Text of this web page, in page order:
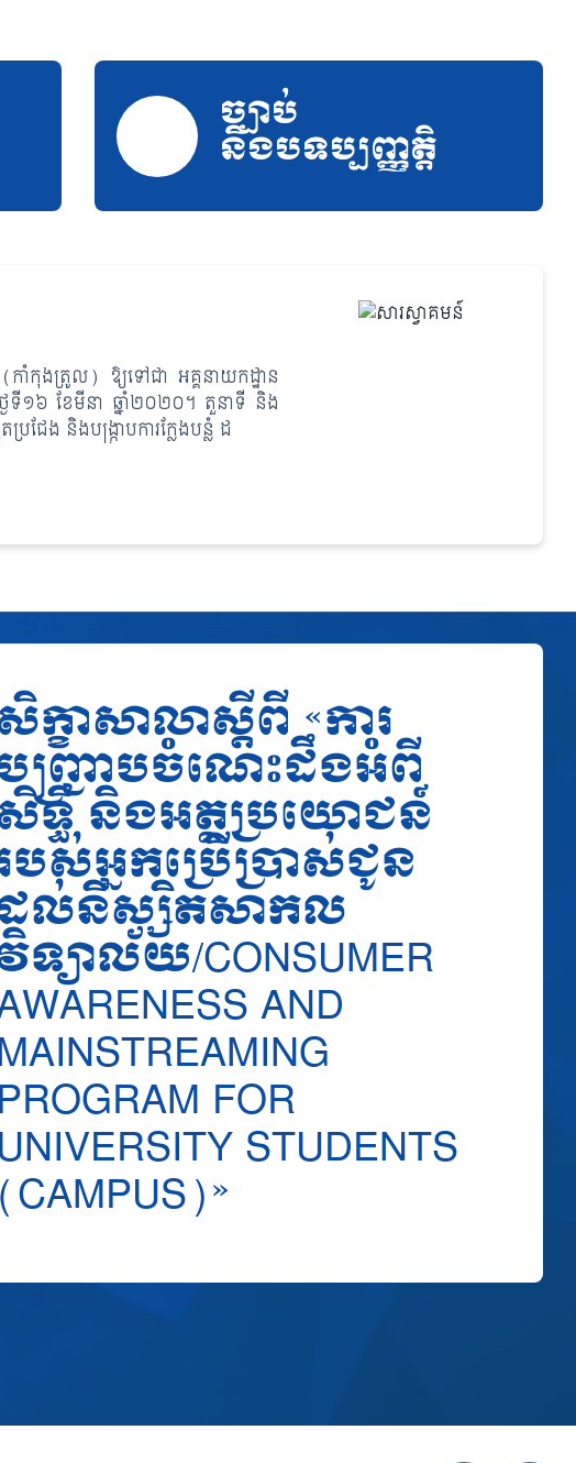
ច្បាប់
និងបទប្បញ្ញត្តិ
(កាំកុងត្រូល) ឱ្យទៅជា អគ្គនាយកដ្ឋាន
ងៃទី១៦ ខែមីនា ឆ្នាំ២០២០។ តួនាទី និង
ជែង និងបង្ក្រាបការក្លែងបន្លំ ដ
ក្ខាសាលាស្ដីពី «ការ
ញ្ជ្រាបចំណេះដឹងអំពី
ទ្ធិ និងអត្ថប្រយោជន៍
បស់អ្នកប្រើប្រាស់ជូន
ល់និស្សិតសាកល
ទ្យាល័យ/CONSUMER
AND
PROGRAM FOR
UNIVERSITY STUDENTS
(CAMPUS)»